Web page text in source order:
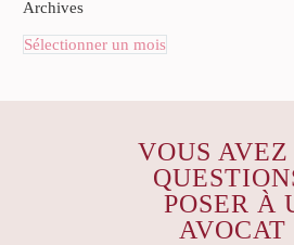
Archives
Sélectionner un mois
VOUS AVEZ
POSER À
AVOCAT